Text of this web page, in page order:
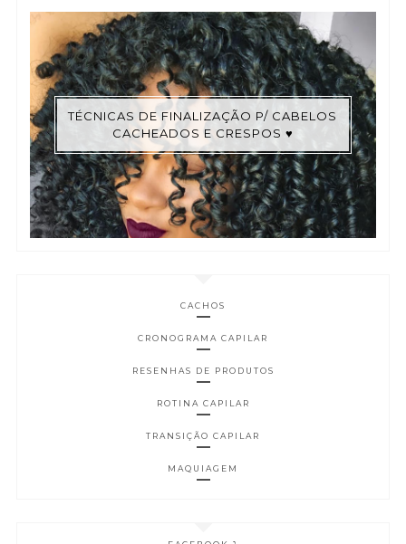
TÉCNICAS DE FINALIZAÇÃO P/ CABELOS
CACHEADOS E CRESPOS ♥
CACHOS
CRONOGRAMA CAPILAR
RESENHAS DE PRODUTOS
ROTINA CAPILAR
TRANSIÇÃO CAPILAR
MAQUIAGEM